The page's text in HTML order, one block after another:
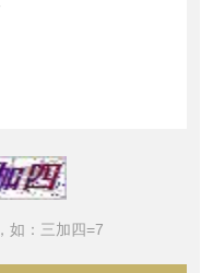
如：三加四=7